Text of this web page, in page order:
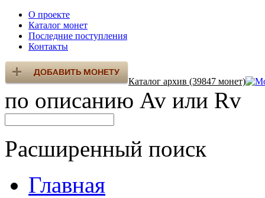
О проекте
Каталог монет
Последние поступления
Контакты
Каталог архив (39847 монет)
по описанию Av или Rv
Расширенный поиск
Главная